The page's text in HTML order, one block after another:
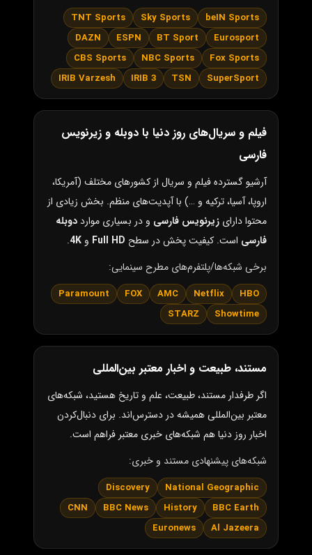
beIN Sports
Sky Sports
TNT Sports
Eurosport
BT Sport
ESPN
DAZN
Fox Sports
NBC Sports
CBS Sports
SuperSport
TSN
IRIB 3
IRIB Varzesh
فیلم و سریال‌های روز دنیا با دوبله و زیرنویس
فارسی
آرشیو گسترده فیلم و سریال از کشورهای مختلف (آمریکا،
اروپا، آسیا، ترکیه و …) با آپدیت‌های منظم. بخش زیادی از
محتوا دارای زیرنویس فارسی و در بسیاری موارددوبله
فارسی است. کیفیت پخش در سطح Full HD و 4K
.
برخی شبکه‌ها/پلتفرم‌های مطرح سینمایی:
HBO
Netflix
AMC
FOX
Paramount
Showtime
STARZ
مستند، طبیعت و اخبار معتبر بین‌المللی
اگر طرفدار مستند، طبیعت، علم و تاریخ هستید، شبکه‌های
معتبر بین‌المللی همیشه در دسترس‌اند. برای دنبال‌کردن
اخبار روز دنیا هم شبکه‌های خبری معتبر فراهم است.
شبکه‌های پیشنهادی مستند و خبری:
National Geographic
Discovery
BBC Earth
History
BBC News
CNN
Al Jazeera
Euronews